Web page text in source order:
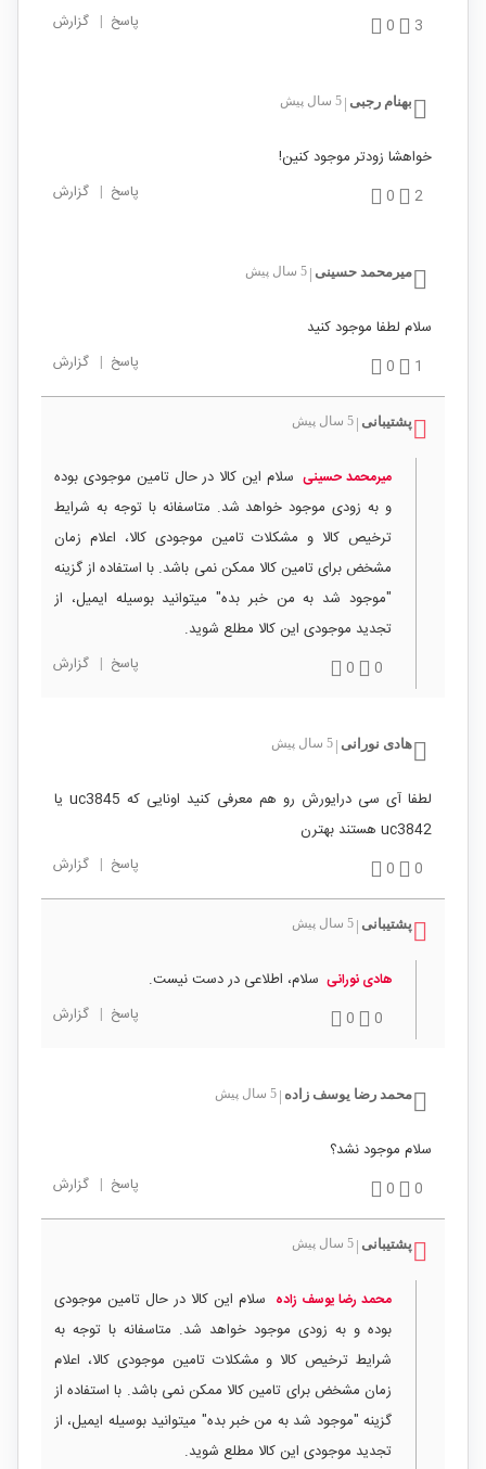
3
0 پاسخ | گزارش
بهنام رجبی 5 سال پیش
خواهشا زودتر موجود کنین!
2
0 پاسخ | گزارش
میرمحمد حسینی 5 سال پیش
سلام لطفا موجود کنید
1
0 پاسخ | گزارش
پشتیبانی 5 سال پیش
میرمحمد حسینی سلام این کالا در حال تامین موجودی بوده
و به زودی موجود خواهد شد. متاسفانه با توجه به شرایط
ترخیص کالا و مشکلات تامین موجودی کالا، اعلام زمان
مشخض برای تامین کالا ممکن نمی باشد. با استفاده از گزینه
"موجود شد به من خبر بده" میتوانید بوسیله ایمیل، از
تجدید موجودی این کالا مطلع شوید.
0
0 پاسخ | گزارش
هادی نورانی 5 سال پیش
لطفا آی سی درایورش رو هم معرفی کنید اونایی که uc3845 یا
uc3842 هستند بهترن
0
0 پاسخ | گزارش
پشتیبانی 5 سال پیش
هادی نورانی سلام، اطلاعی در دست نیست.
0
0 پاسخ | گزارش
محمد رضا یوسف زاده 5 سال پیش
سلام موجود نشد؟
0
0 پاسخ | گزارش
پشتیبانی 5 سال پیش
محمد رضا یوسف زاده سلام این کالا در حال تامین موجودی
بوده و به زودی موجود خواهد شد. متاسفانه با توجه به
شرایط ترخیص کالا و مشکلات تامین موجودی کالا، اعلام
زمان مشخض برای تامین کالا ممکن نمی باشد. با استفاده از
گزینه "موجود شد به من خبر بده" میتوانید بوسیله ایمیل، از
تجدید موجودی این کالا مطلع شوید.